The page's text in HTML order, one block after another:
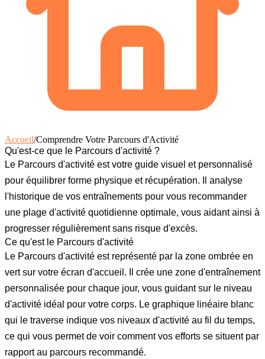
Accueil/Comprendre Votre Parcours d'Activité
Qu'est-ce que le Parcours d'activité ?
Le Parcours d'activité est votre guide visuel et personnalisé
pour équilibrer forme physique et récupération. Il analyse
l'historique de vos entraînements pour vous recommander
une plage d'activité quotidienne optimale, vous aidant ainsi à
progresser régulièrement sans risque d'excès.
Ce qu'est le Parcours d'activité
Le Parcours d'activité est représenté par la zone ombrée en
vert sur votre écran d'accueil. Il crée une zone d'entraînement
personnalisée pour chaque jour, vous guidant sur le niveau
d'activité idéal pour votre corps. Le graphique linéaire blanc
qui le traverse indique vos niveaux d'activité au fil du temps,
ce qui vous permet de voir comment vos efforts se situent par
rapport au parcours recommandé.